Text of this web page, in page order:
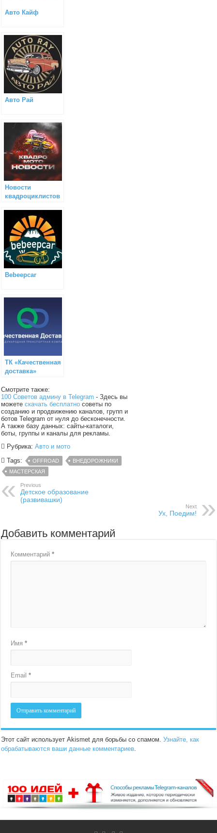
Авто Кайф
Авто Рай
Новости
квадроциклистов
Bebeepcar
ТК «Качественная
доставка»
Смотрите также:
100 Советов админу в Telegram - Здесь вы
можетескачать бесплатно советы по
созданию и продвижению каналов, групп и
ботов Telegram от нуля до бесконечности.
А также базу данных: сайты-каталоги,
боты, группы и каналы для рекламы.
Рубрика:Авто и мото
Tags:
OFFROAD
ВНЕДОРОЖНИКИ
МАСТЕРСКАЯ
Previous
Детское образование
(развивашки)
Next
Ух, Поедим!
Добавить комментарий
Комментарий*
Имя*
Email*
Этот сайт использует Akismet для борьбы со спамом.Узнайте, как
обрабатываются ваши данные комментариев.